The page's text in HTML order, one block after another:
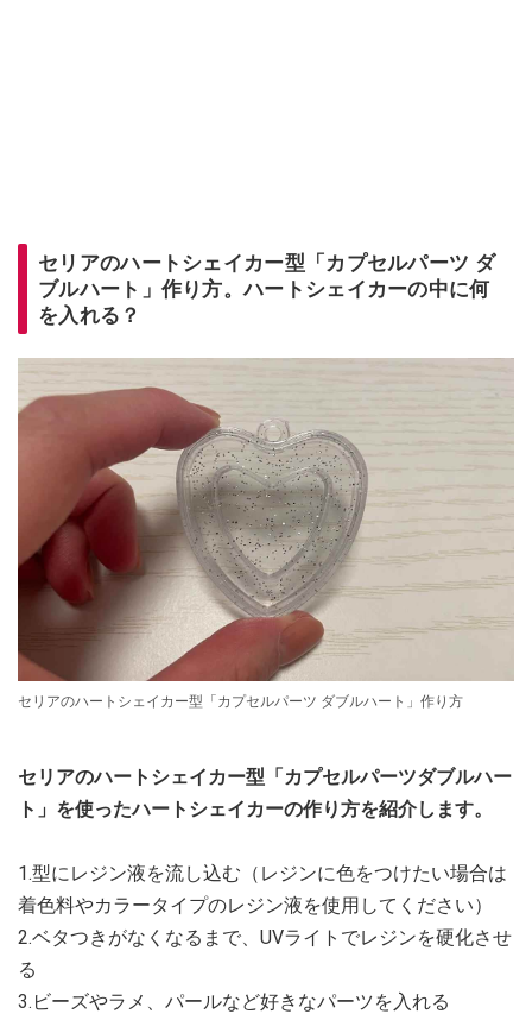
セリアのハートシェイカー型「カプセルパーツ ダ
ブルハート」作り方。ハートシェイカーの中に何
を入れる？
セリアのハートシェイカー型「カプセルパーツ ダブルハート」作り方
セリアのハートシェイカー型「カプセルパーツダブルハー
ト」を使ったハートシェイカーの作り方を紹介します。
1.型にレジン液を流し込む（レジンに色をつけたい場合は
着色料やカラータイプのレジン液を使用してください）
2.ベタつきがなくなるまで、UVライトでレジンを硬化させ
る
3.ビーズやラメ、パールなど好きなパーツを入れる